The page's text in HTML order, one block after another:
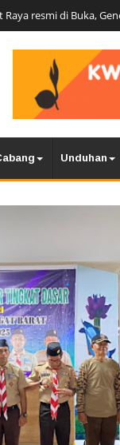
resmi di Buka,
Unduhan